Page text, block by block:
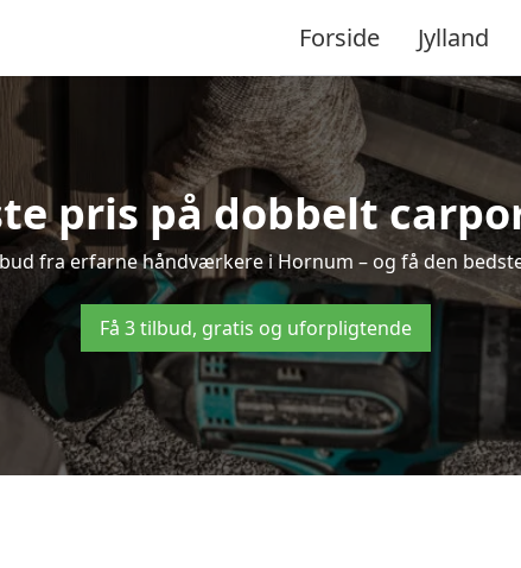
Forside Jylland
pris på dobbelt
fra erfarne håndværkere i Hornum – og få den
Få 3 tilbud, gratis og uforpligtende